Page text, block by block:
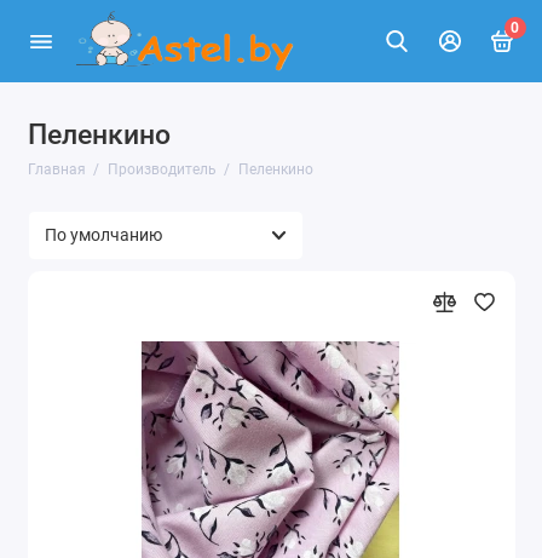
0
Пеленкино
Главная Производитель Пеленкино